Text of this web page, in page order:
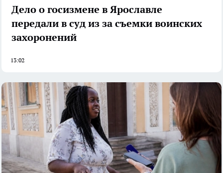
Дело о госизмене в Ярославле
передали в суд из за съемки воинских
захоронений
13:02